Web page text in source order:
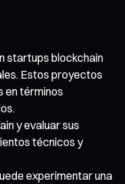
startups blockchain
Estos proyectos
en términos
y evaluar sus
técnicos y
experimentar una